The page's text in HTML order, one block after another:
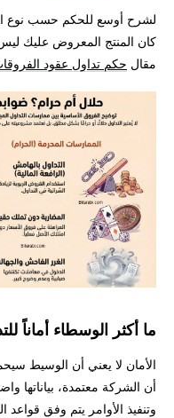
لشرح أوسع للحكم حسب نوع
كان المنتج المعروض عليك
مقال حكم تداول عقود
ما أكثر الوسطاء أماناً
الأمان لا يعني أن الوسيط
أن الشركة معتمدة، بياناتها
وتنفيذ الأوامر يتم وفق قواعد